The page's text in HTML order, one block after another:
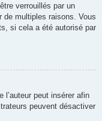
verrouillés par un
de multiples raisons. Vous
si cela a été autorisé par
l’auteur peut insérer afin
peuvent désactiver